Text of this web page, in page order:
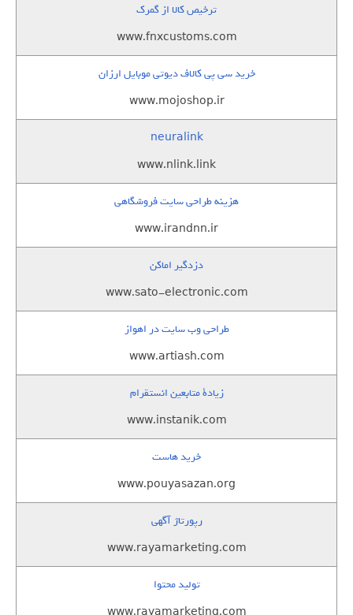
ترخیص کالا از گمرک
www.fnxcustoms.com
خرید سی پی کالاف دیوتی موبایل ارزان
www.mojoshop.ir
neuralink
www.nlink.link
هزینه طراحی سایت فروشگاهی
www.irandnn.ir
دزدگیر اماکن
www.sato-electronic.com
طراحی وب سایت در اهواز
www.artiash.com
زيادة متابعين انستقرام
www.instanik.com
خرید هاست
www.pouyasazan.org
رپورتاژ آگهی
www.rayamarketing.com
تولید محتوا